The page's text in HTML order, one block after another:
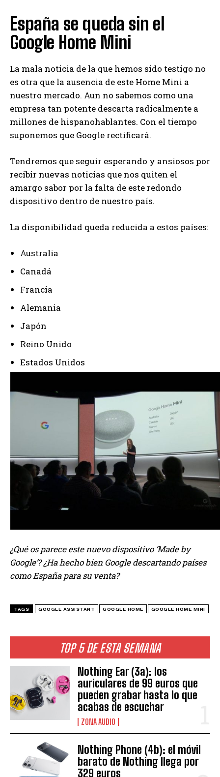
TOP 5 DE ESTA SEMANA
Nothing Ear (3a): los
auriculares de 99 euros que
pueden grabar hasta lo que
acabas de escuchar
ZONA AUDIO
Nothing Phone (4b): el móvil
barato de Nothing llega por
329 euros
España se queda sin el
Google Home Mini
La mala noticia de la que hemos sido testigo no
es otra que la ausencia de este Home Mini a
nuestro mercado. Aun no sabemos como una
empresa tan potente descarta radicalmente a
millones de hispanohablantes. Con el tiempo
suponemos que Google rectificará.
Tendremos que seguir esperando y ansiosos por
recibir nuevas noticias que nos quiten el
amargo sabor por la falta de este redondo
dispositivo dentro de nuestro país.
La disponibilidad queda reducida a estos países:
Australia
Canadá
Francia
Alemania
Japón
Reino Unido
Estados Unidos
¿Qué os parece este nuevo dispositivo ‘Made by
Google’? ¿Ha hecho bien Google descartando países
como España para su venta?
TAGS GOOGLE ASSISTANT GOOGLE HOME GOOGLE HOME MINI